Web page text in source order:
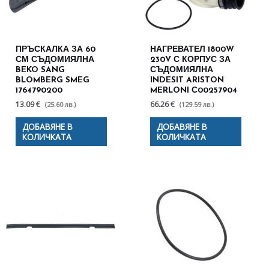
ПРЪСКАЛКА ЗА 60
СМ СЪДОМИЯЛНА
BEKO SANG
BLOMBERG SMEG
1764790200
13.09 € (25.60 лв.)
ДОБАВЯНЕ В
КОЛИЧКАТА
НАГРЕВАТЕЛ 1800W
230V С КОРПУС ЗА
СЪДОМИЯЛНА
INDESIT ARISTON
MERLONI С00257904
66.26 € (129.59 лв.)
ДОБАВЯНЕ В
КОЛИЧКАТА